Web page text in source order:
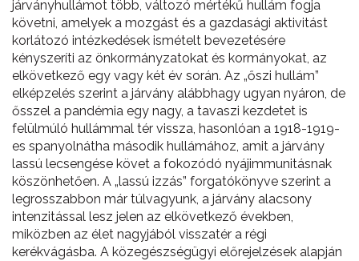
járványhullámot több, változó mértékű hullám fogja
követni, amelyek a mozgást és a gazdasági aktivitást
korlátozó intézkedések ismételt bevezetésére
kényszeríti az önkormányzatokat és kormányokat, az
elkövetkező egy vagy két év során. Az „őszi hullám”
elképzelés szerint a járvány alábbhagy ugyan nyáron, de
ősszel a pandémia egy nagy, a tavaszi kezdetet is
felülmúló hullámmal tér vissza, hasonlóan a 1918-1919-
es spanyolnátha második hullámához, amit a járvány
lassú lecsengése követ a fokozódó nyájimmunitásnak
köszönhetően. A „lassú izzás” forgatókönyve szerint a
legrosszabbon már túlvagyunk, a járvány alacsony
intenzitással lesz jelen az elkövetkező években,
miközben az élet nagyjából visszatér a régi
kerékvágásba. A közegészségügyi előrejelzések alapján